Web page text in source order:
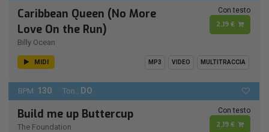
Caribbean Queen (No More
Love On the Run)
Billy Ocean
Con testo
2,19 €
MIDI MP3 VIDEO MULTITRACCIA
BPM: 130 Ton.: DO
Build me up Buttercup
The Foundation
Con testo
2,19 €